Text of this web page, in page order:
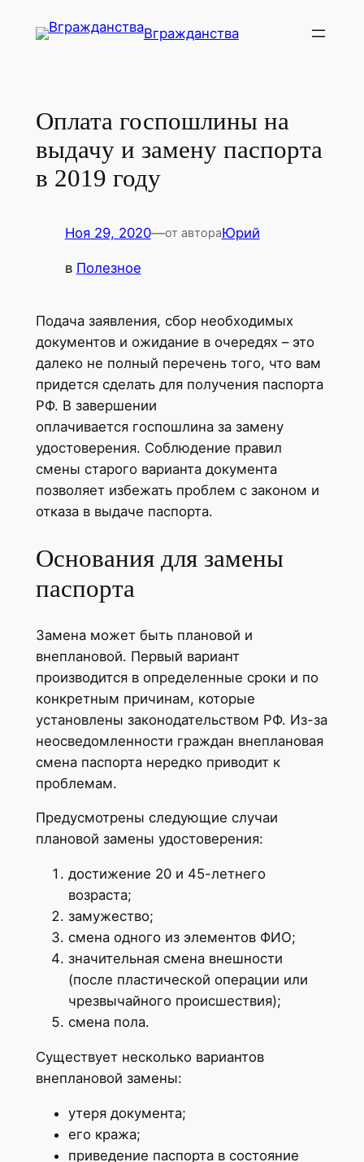
Вгражданства
Оплата госпошлины на
выдачу и замену паспорта
в 2019 году
Ноя 29, 2020—от автораЮрий
в Полезное
Подача заявления, сбор необходимых
документов и ожидание в очередях – это
далеко не полный перечень того, что вам
придется сделать для получения паспорта
РФ. В завершении
оплачивается госпошлина за замену
удостоверения. Соблюдение правил
смены старого варианта документа
позволяет избежать проблем с законом и
отказа в выдаче паспорта.
Основания для замены
паспорта
Замена может быть плановой и
внеплановой. Первый вариант
производится в определенные сроки и по
конкретным причинам, которые
установлены законодательством РФ. Из-за
неосведомленности граждан внеплановая
смена паспорта нередко приводит к
проблемам.
Предусмотрены следующие случаи
плановой замены удостоверения:
достижение 20 и 45-летнего
возраста;
замужество;
смена одного из элементов ФИО;
значительная смена внешности
(после пластической операции или
чрезвычайного происшествия);
смена пола.
Существует несколько вариантов
внеплановой замены:
утеря документа;
его кража;
приведение паспорта в состояние